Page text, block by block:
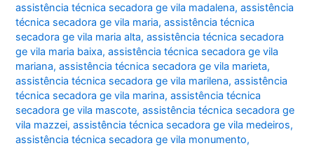
assistência técnica secadora ge vila madalena,assistência
técnica secadora ge vila maria,assistência técnica
secadora ge vila maria alta,assistência técnica secadora
ge vila maria baixa,assistência técnica secadora ge vila
mariana,assistência técnica secadora ge vila marieta,
assistência técnica secadora ge vila marilena,assistência
técnica secadora ge vila marina,assistência técnica
secadora ge vila mascote,assistência técnica secadora ge
vila mazzei,assistência técnica secadora ge vila medeiros,
assistência técnica secadora ge vila monumento,